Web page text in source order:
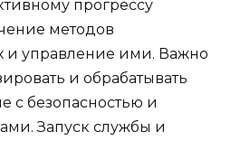
прогрессу
методов
и управление ими. Важно
и обрабатывать
с безопасностью и
Запуск службы и